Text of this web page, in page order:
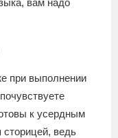
при выполнении
к усердным
сторицей, ведь